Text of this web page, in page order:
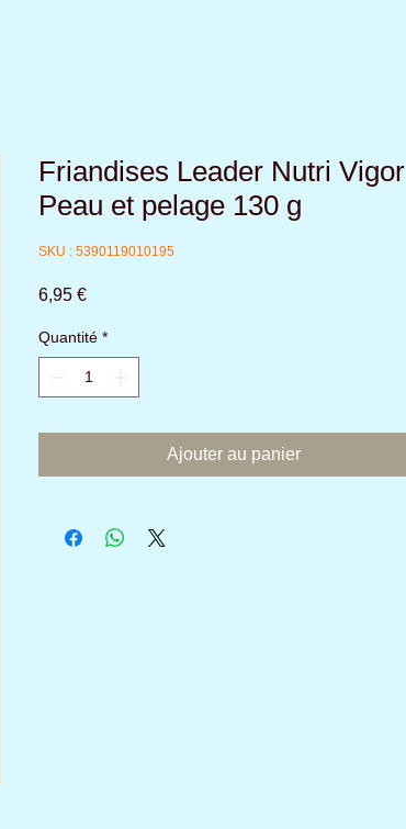
Friandises Leader Nutri Vigor
Peau et pelage 130 g
SKU : 5390119010195
6,95 €Prix
Quantité *
Ajouter au panier